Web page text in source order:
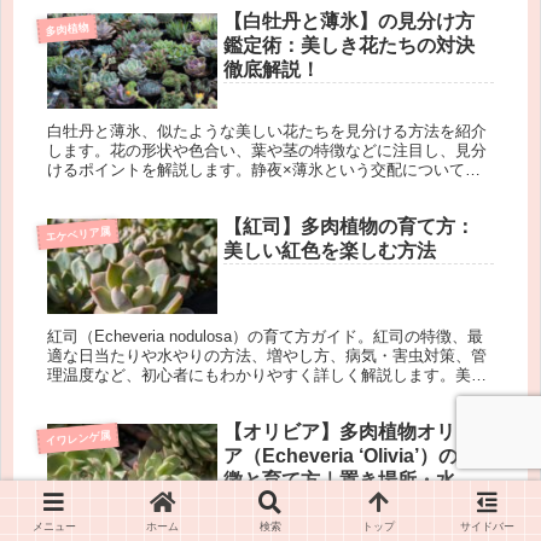
多肉植物
【白牡丹と薄氷】の見分け方
鑑定術：美しき花たちの対決
徹底解説！
白牡丹と薄氷、似たような美しい花たちを見分ける方法を紹介
します。花の形状や色合い、葉や茎の特徴などに注目し、見分
けるポイントを解説します。静夜×薄氷という交配についての
エケベリア属
【紅司】多肉植物の育て方：
美しい紅色を楽しむ方法
紅司（Echeveria nodulosa）の育て方ガイド。紅司の特徴、最
適な日当たりや水やりの方法、増やし方、病気・害虫対策、管
理温度など、初心者にもわかりやすく詳しく解説します。美し
い紅司を健康に育てるためのポイントを押さえましょう。
イワレンゲ属
【オリビア】多肉植物オリビ
ア（Echeveria ‘Olivia’）の特
徴と育て方｜置き場所・水や
り・増やし方まで徹底解説
メニュー ホーム 検索 トップ サイドバー